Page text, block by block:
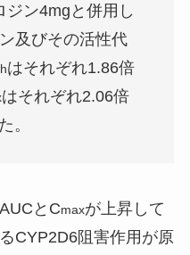
ン4mgと併用し
及びその活性代
はそれぞれ1.86倍
はそれぞれ2.06倍
。
とCmaxが上昇して
CYP2D6阻害作用が原